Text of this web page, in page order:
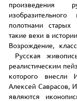
произведения
полотнами старых
такие вехи в
Возрождение,
Русская
реалистическим
которого внесли
Алексей Саврасов,
являются